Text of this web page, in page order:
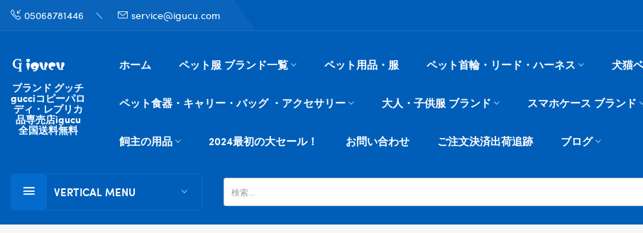
05068781446 service@igucu.com
ブランド グッチ
gucciコピーパロ
ディ・レプリカ
品専売店igucu
全国送料無料
ホーム ペット服 ブランド一覧 ペット用品・服 ペット首輪・リード・ハーネス 犬猫
ペット食器・キャリー・バッグ ・アクセサリー 大人・子供服 ブランド スマホケース ブランド
飼主の用品 2024最初の大セール！ お問い合わせ ご注文決済出荷追跡 ブログ
VERTICAL MENU